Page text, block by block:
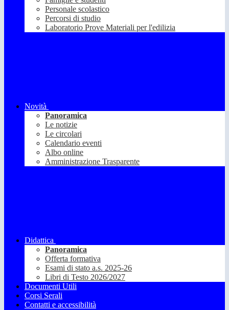
Personale scolastico
Percorsi di studio
Laboratorio Prove Materiali per l'edilizia
Novità
Panoramica
Le notizie
Le circolari
Calendario eventi
Albo online
Amministrazione Trasparente
Didattica
Panoramica
Offerta formativa
Esami di stato a.s. 2025-26
Libri di Testo 2026/2027
Documenti Utili
Corsi Serali
Contatti e accessibilità